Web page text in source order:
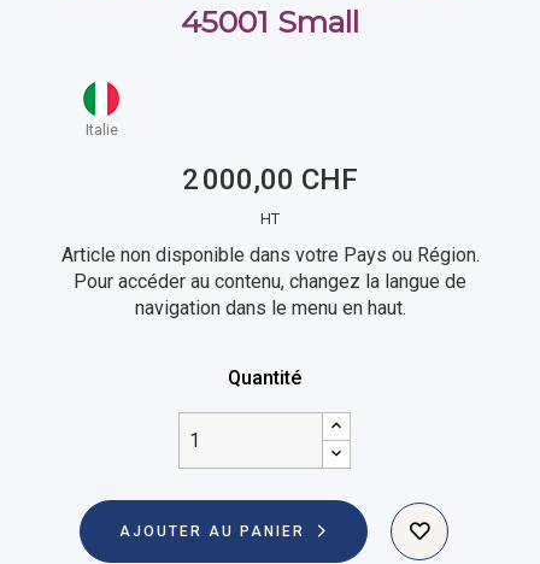
45001 Small
Italie
2 000,00 CHF
HT
Article non disponible dans votre Pays ou Région.
Pour accéder au contenu, changez la langue de
navigation dans le menu en haut.
Quantité
AJOUTER AU PANIER